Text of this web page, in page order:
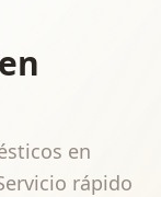
en
rápido